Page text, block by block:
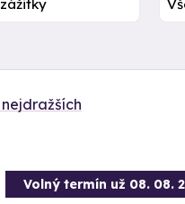
Volný termín už 08. 08.